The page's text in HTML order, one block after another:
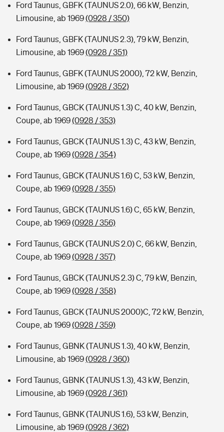
Ford Taunus, GBFK (TAUNUS 2.0), 66 kW, Benzin,
Limousine, ab 1969(0928 / 350)
Ford Taunus, GBFK (TAUNUS 2.3), 79 kW, Benzin,
Limousine, ab 1969(0928 / 351)
Ford Taunus, GBFK (TAUNUS 2000), 72 kW, Benzin,
Limousine, ab 1969(0928 / 352)
Ford Taunus, GBCK (TAUNUS 1.3) C, 40 kW, Benzin,
Coupe, ab 1969(0928 / 353)
Ford Taunus, GBCK (TAUNUS 1.3) C, 43 kW, Benzin,
Coupe, ab 1969(0928 / 354)
Ford Taunus, GBCK (TAUNUS 1.6) C, 53 kW, Benzin,
Coupe, ab 1969(0928 / 355)
Ford Taunus, GBCK (TAUNUS 1.6) C, 65 kW, Benzin,
Coupe, ab 1969(0928 / 356)
Ford Taunus, GBCK (TAUNUS 2.0) C, 66 kW, Benzin,
Coupe, ab 1969(0928 / 357)
Ford Taunus, GBCK (TAUNUS 2.3) C, 79 kW, Benzin,
Coupe, ab 1969(0928 / 358)
Ford Taunus, GBCK (TAUNUS 2000)C, 72 kW, Benzin,
Coupe, ab 1969(0928 / 359)
Ford Taunus, GBNK (TAUNUS 1.3), 40 kW, Benzin,
Limousine, ab 1969(0928 / 360)
Ford Taunus, GBNK (TAUNUS 1.3), 43 kW, Benzin,
Limousine, ab 1969(0928 / 361)
Ford Taunus, GBNK (TAUNUS 1.6), 53 kW, Benzin,
Limousine, ab 1969(0928 / 362)